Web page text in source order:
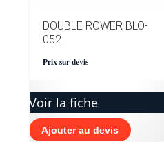
DOUBLE ROWER BLO-
052
Prix sur devis
Voir la fiche
Ajouter au devis